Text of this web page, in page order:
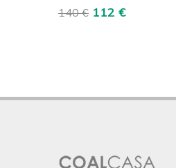
140 € 112 €